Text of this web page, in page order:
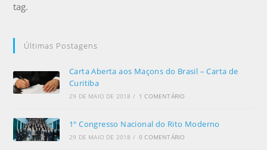
tag.
Últimas Postagens
Carta Aberta aos Maçons do Brasil – Carta de
Curitiba
29 DE MAIO DE 2018 / 1 COMENTÁRIO
1º Congresso Nacional do Rito Moderno
29 DE MAIO DE 2018 / 0 COMENTÁRIO